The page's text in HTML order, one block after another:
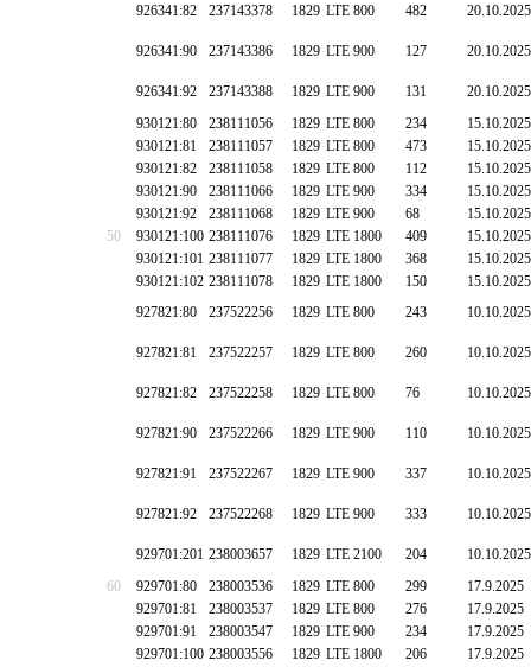
926341:82 237143378 1829 LTE 800 482 20.10.2025
926341:90 237143386 1829 LTE 900 127 20.10.2025
926341:92 237143388 1829 LTE 900 131
20.10.2025
930121:80
238111056 1829 LTE 800 234
15.10.2025
930121:81
238111057 1829 LTE 800 473
15.10.2025
930121:82
238111058 1829 LTE 800 112
15.10.2025
930121:90
238111066 1829 LTE 900 334
15.10.2025
930121:92
238111068 1829 LTE 900 68
15.10.2025
50
930121:100 238111076 1829 LTE 1800 409
15.10.2025
930121:101 238111077 1829 LTE 1800 368
15.10.2025
930121:102 238111078 1829 LTE 1800 150
15.10.2025
927821:80
237522256 1829 LTE 800 243 10.10.2025
927821:81 237522257 1829 LTE 800 260 10.10.2025
927821:82 237522258 1829 LTE 800 76 10.10.2025
927821:90 237522266 1829 LTE 900 110 10.10.2025
927821:91 237522267 1829 LTE 900 337 10.10.2025
927821:92 237522268 1829 LTE 900 333 10.10.2025
929701:201 238003657 1829 LTE 2100 204
10.10.2025
60
929701:80 238003536 1829 LTE 800 299
17.9.2025
929701:81
238003537 1829 LTE 800 276
17.9.2025
929701:91
238003547 1829 LTE 900 234
17.9.2025
929701:100 238003556 1829 LTE 1800 206
17.9.2025